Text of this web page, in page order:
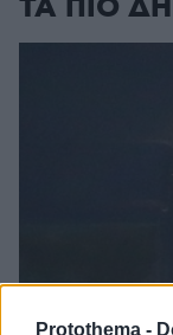
Protothema -
ΤΑ ΠΙΟ